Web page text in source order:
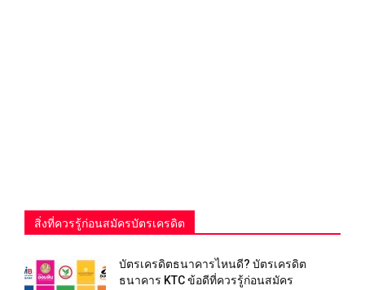
สิ่งที่ควรรู้ก่อนสมัครบัตรเครดิต
บัตรเครดิตธนาคารไหนดี? บัตรเครดิต
ธนาคาร KTC ข้อดีที่ควรรู้ก่อนสมัคร